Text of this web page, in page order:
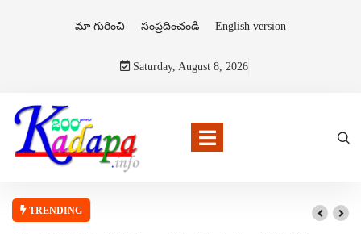
మా గురించి సంప్రదించండి English version
Saturday, August 8, 2026
TRENDING